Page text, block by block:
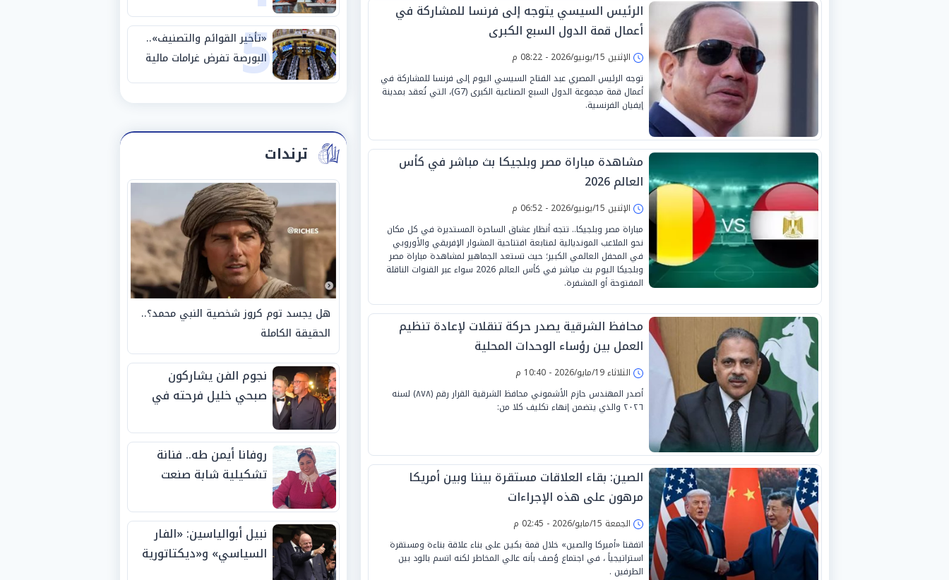
الرئيس السيسي يتوجه إلى فرنسا للمشاركة في
أعمال قمة الدول السبع الكبرى
الإثنين 15/يونيو/2026 - 08:22 م
توجه الرئيس المصري عبد الفتاح السيسي اليوم إلى فرنسا للمشاركة في
أعمال قمة مجموعة الدول السبع الصناعية الكبرى (G7)، التي تُعقد بمدينة
إيفيان الفرنسية.
مشاهدة مباراة مصر وبلجيكا بث مباشر في كأس
العالم 2026
الإثنين 15/يونيو/2026 - 06:52 م
مباراة مصر وبلجيكا.. تتجه أنظار عشاق الساحرة المستديرة في كل مكان
نحو الملاعب المونديالية لمتابعة افتتاحية المشوار الإفريقي والأوروبي
في المحفل العالمي الكبير؛ حيث تستعد الجماهير لمشاهدة مباراة مصر
وبلجيكا اليوم بث مباشر في كأس العالم 2026 سواء عبر القنوات الناقلة
المفتوحة أو المشفرة.
محافظ الشرقية يصدر حركة تنقلات لإعادة تنظيم
العمل بين رؤساء الوحدات المحلية
الثلاثاء 19/مايو/2026 - 10:40 م
أصدر المهندس حازم الأشموني محافظ الشرقية القرار رقم (٨٧٨) لسنه
٢٠٢٦ والذي يتضمن إنهاء تكليف كلا من:
الصين: بقاء العلاقات مستقرة بيننا وبين أمريكا
مرهون على هذه الإجراءات
الجمعة 15/مايو/2026 - 02:45 م
اتفقتا «أميركا والصين» خلال قمة بكيـن على بناء علاقة بناءة ومستقرة
استراتيجياً ، في اجتماع وُصف بأنه عالي المخاطر لكنه اتسم بالود بين
الطرفين .
ضم محمد صلاح لمدة عامين
5
«تأخير القوائم والتصنيف»..
البورصة تفرض غرامات مالية
على 14 شركة وصكين
ترندات
هل يجسد توم كروز شخصية النبي محمد؟..
الحقيقة الكاملة
نجوم الفن يشاركون
صبحي خليل فرحته في
روفانا أيمن طه.. فنانة
تشكيلية شابة صنعت
الجوائز منذ الصغر
نبيل أبوالياسين: «الفار
السياسي» و«ديكتاتورية